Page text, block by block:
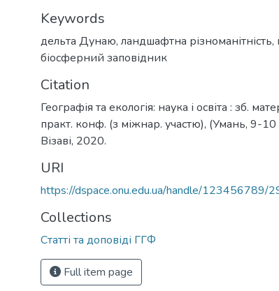
Keywords
дельта Дунаю, ландшафтна різноманітність,
біосферний заповідник
Citation
Географія та екологія: наука і освіта : зб.
практ. конф. (з міжнар. участю), (Умань, 9-10
Візаві, 2020.
URI
https://dspace.onu.edu.ua/handle/123456789/
Collections
Статті та доповіді ГГФ
Full item page